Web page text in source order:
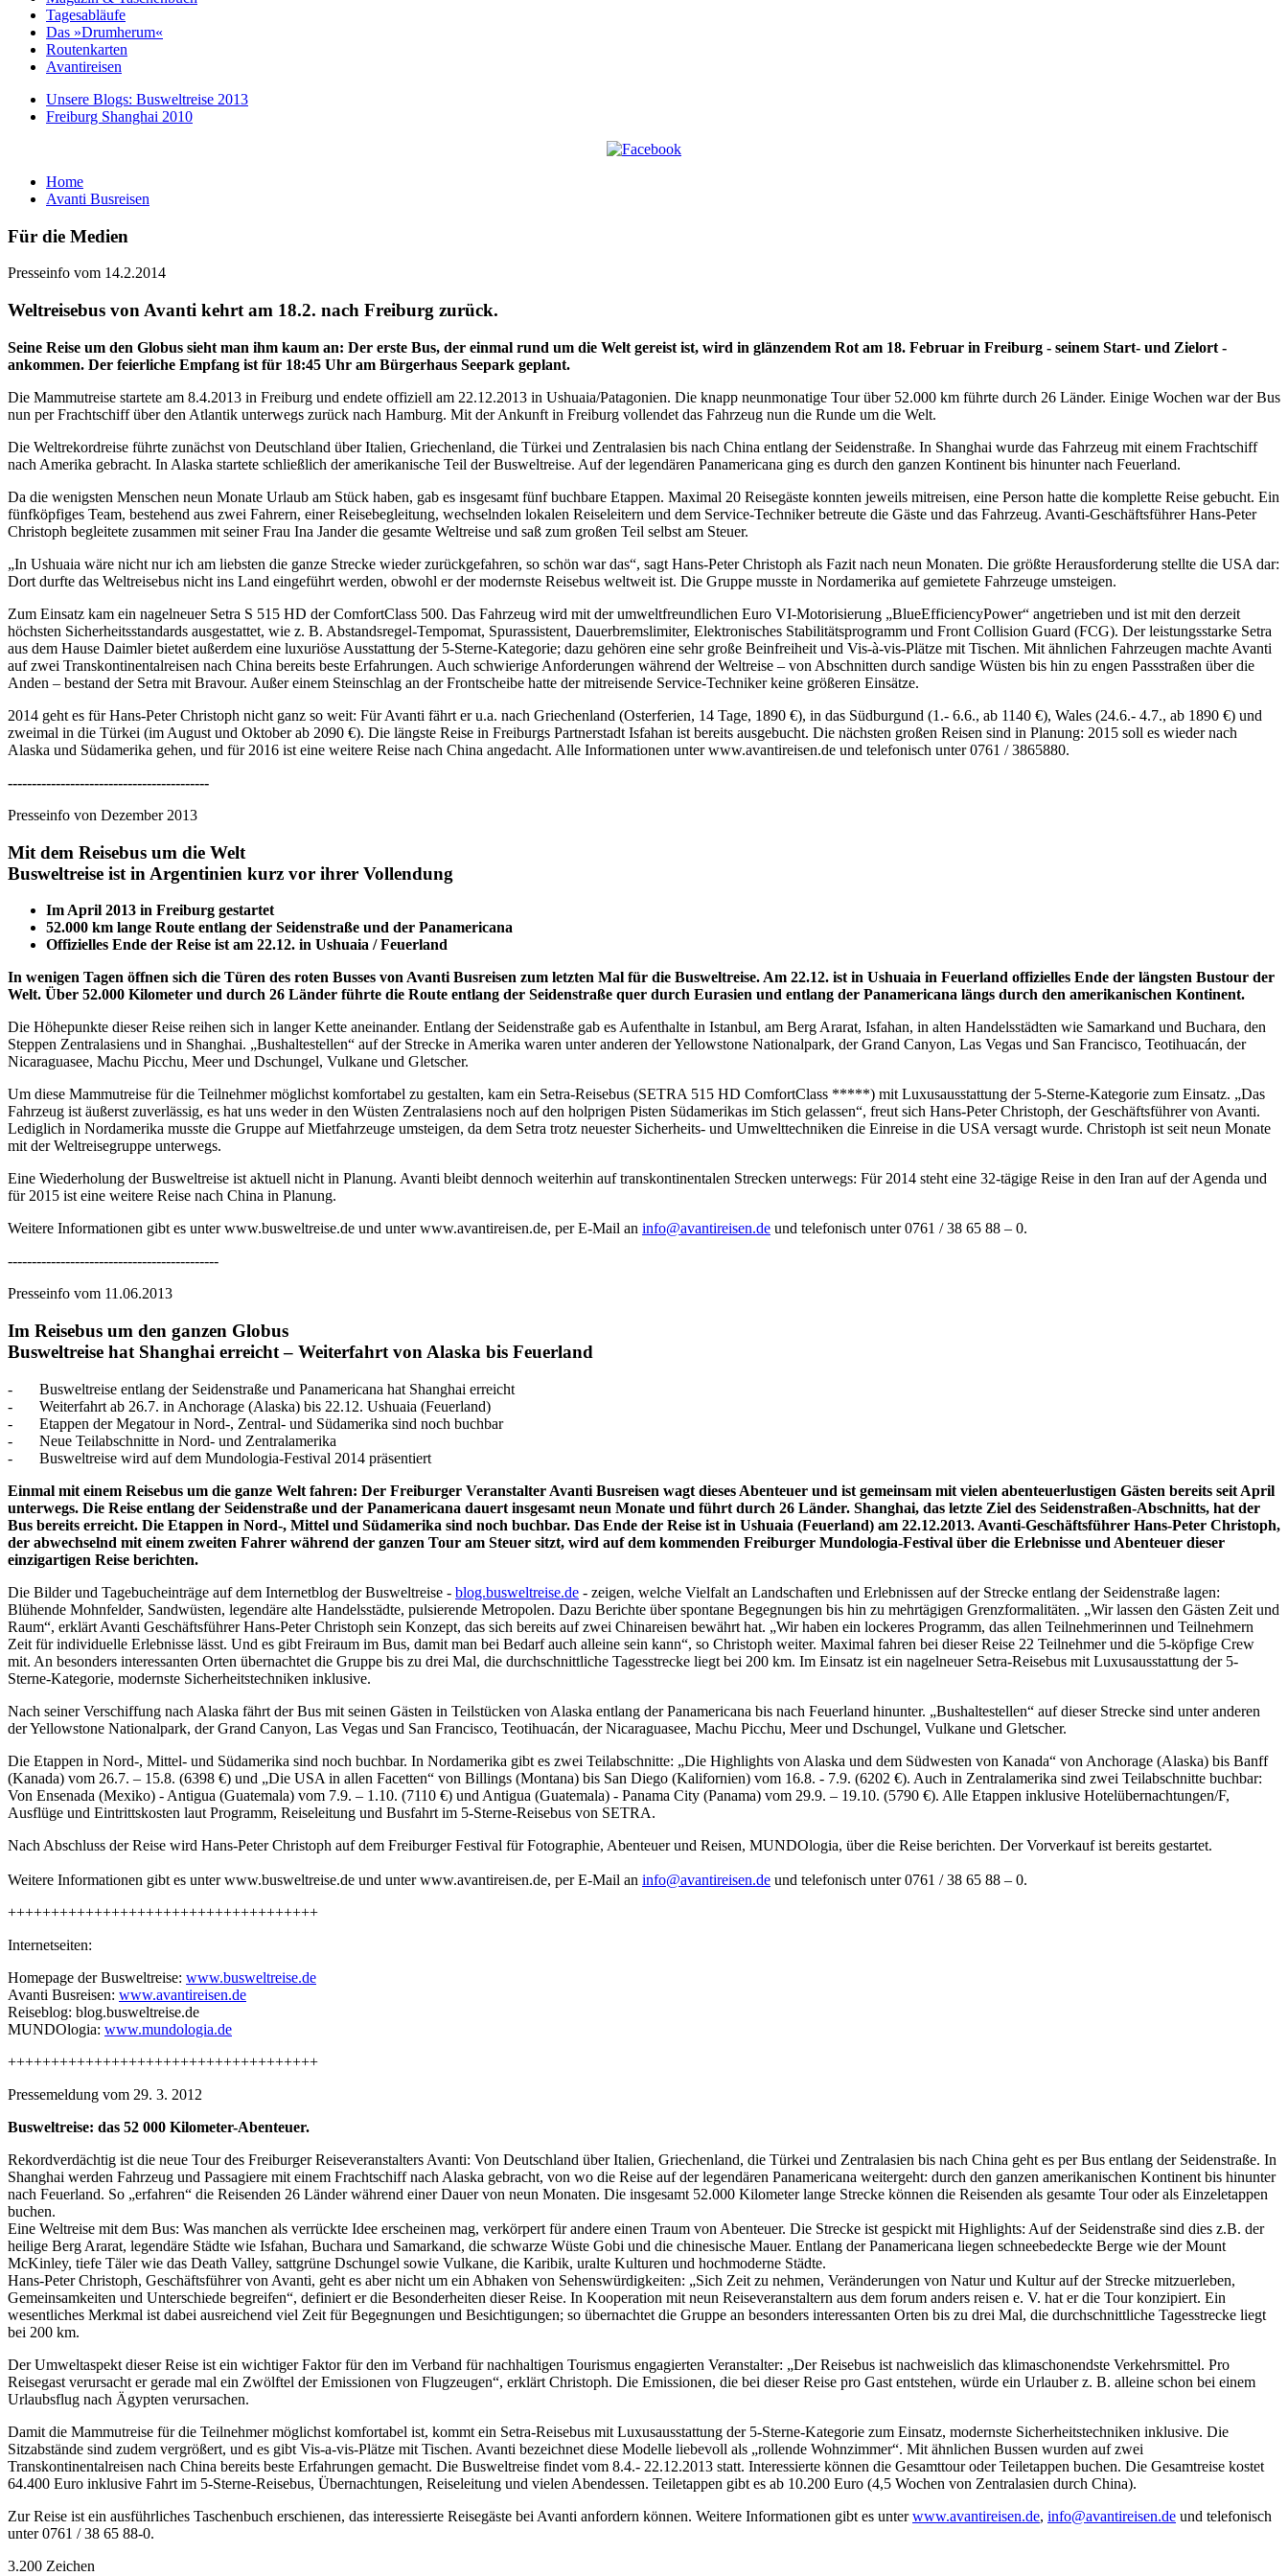
Tagesabläufe
Das »Drumherum«
Routenkarten
Avantireisen
Unsere Blogs: Busweltreise 2013
Freiburg Shanghai 2010
Home
Avanti Busreisen
Für die Medien
Presseinfo vom 14.2.2014
Weltreisebus von Avanti kehrt am 18.2. nach Freiburg zurück.
Seine Reise um den Globus sieht man ihm kaum an: Der erste Bus, der einmal rund um die Welt gereist ist, wird in glänzendem Rot am 18. Februar in Freiburg - seinem Start- und Zielort -
ankommen. Der feierliche Empfang ist für 18:45 Uhr am Bürgerhaus Seepark geplant.
Die Mammutreise startete am 8.4.2013 in Freiburg und endete offiziell am 22.12.2013 in Ushuaia/Patagonien. Die knapp neunmonatige Tour über 52.000 km führte durch 26 Länder. Einige Wochen war der Bus
nun per Frachtschiff über den Atlantik unterwegs zurück nach Hamburg. Mit der Ankunft in Freiburg vollendet das Fahrzeug nun die Runde um die Welt.
Die Weltrekordreise führte zunächst von Deutschland über Italien, Griechenland, die Türkei und Zentralasien bis nach China entlang der Seidenstraße. In Shanghai wurde das Fahrzeug mit einem Frachtschiff
nach Amerika gebracht. In Alaska startete schließlich der amerikanische Teil der Busweltreise. Auf der legendären Panamericana ging es durch den ganzen Kontinent bis hinunter nach Feuerland.
Da die wenigsten Menschen neun Monate Urlaub am Stück haben, gab es insgesamt fünf buchbare Etappen. Maximal 20 Reisegäste konnten jeweils mitreisen, eine Person hatte die komplette Reise gebucht. Ein
fünfköpfiges Team, bestehend aus zwei Fahrern, einer Reisebegleitung, wechselnden lokalen Reiseleitern und dem Service-Techniker betreute die Gäste und das Fahrzeug. Avanti-Geschäftsführer Hans-Peter
Christoph begleitete zusammen mit seiner Frau Ina Jander die gesamte Weltreise und saß zum großen Teil selbst am Steuer.
„In Ushuaia wäre nicht nur ich am liebsten die ganze Strecke wieder zurückgefahren, so schön war das“, sagt Hans-Peter Christoph als Fazit nach neun Monaten. Die größte Herausforderung stellte die USA dar:
Dort durfte das Weltreisebus nicht ins Land eingeführt werden, obwohl er der modernste Reisebus weltweit ist. Die Gruppe musste in Nordamerika auf gemietete Fahrzeuge umsteigen.
Zum Einsatz kam ein nagelneuer Setra S 515 HD der ComfortClass 500. Das Fahrzeug wird mit der umweltfreundlichen Euro VI-Motorisierung „BlueEfficiencyPower“ angetrieben und ist mit den derzeit
höchsten Sicherheitsstandards ausgestattet, wie z. B. Abstandsregel-Tempomat, Spur­assistent, Dauerbremslimiter, Elektronisches Stabilitätsprogramm und Front Collision Guard (FCG). Der leistungsstarke Setra
aus dem Hause Daimler bietet außerdem eine luxuriöse Ausstattung der 5-Sterne-Kategorie; dazu gehören eine sehr große Beinfreiheit und Vis-à-vis-Plätze mit Tischen. Mit ähnlichen Fahrzeugen machte Avanti
auf zwei Transkontinentalreisen nach China bereits beste Erfahrungen. Auch schwierige Anforderungen während der Weltreise – von Abschnitten durch sandige Wüsten bis hin zu engen Passstraßen über die
Anden – bestand der Setra mit Bravour. Außer einem Steinschlag an der Frontscheibe hatte der mitreisende Service-Techniker keine größeren Einsätze.
2014 geht es für Hans-Peter Christoph nicht ganz so weit: Für Avanti fährt er u.a. nach Griechenland (Osterferien, 14 Tage, 1890 €), in das Südburgund (1.- 6.6., ab 1140 €), Wales (24.6.- 4.7., ab 1890 €) und
zweimal in die Türkei (im August und Oktober ab 2090 €). Die längste Reise in Freiburgs Partnerstadt Isfahan ist bereits ausgebucht. Die nächsten großen Reisen sind in Planung: 2015 soll es wieder nach
Alaska und Südamerika gehen, und für 2016 ist eine weitere Reise nach China angedacht. Alle Informationen unter www.avantireisen.de und telefonisch unter 0761 / 3865880.
------------------------------------------
Presseinfo von Dezember 2013
Mit dem Reisebus um die Welt
Busweltreise ist in Argentinien kurz vor ihrer Vollendung
Im April 2013 in Freiburg gestartet
52.000 km lange Route entlang der Seidenstraße und der Panamericana
Offizielles Ende der Reise ist am 22.12. in Ushuaia / Feuerland
In wenigen Tagen öffnen sich die Türen des roten Busses von Avanti Busreisen zum letzten Mal für die Busweltreise. Am 22.12. ist in Ushuaia in Feuerland offizielles Ende der längsten Bustour der
Welt. Über 52.000 Kilometer und durch 26 Länder führte die Route entlang der Seidenstraße quer durch Eurasien und entlang der Panamericana längs durch den amerikanischen Kontinent.
Die Höhepunkte dieser Reise reihen sich in langer Kette aneinander. Entlang der Seidenstraße gab es Aufenthalte in Istanbul, am Berg Ararat, Isfahan, in alten Handelsstädten wie Samarkand und Buchara, den
Steppen Zentralasiens und in Shanghai. „Bushaltestellen“ auf der Strecke in Amerika waren unter anderen der Yellowstone Nationalpark, der Grand Canyon, Las Vegas und San Francisco, Teotihuacán, der
Nicaraguasee, Machu Picchu, Meer und Dschungel, Vulkane und Gletscher.
Um diese Mammutreise für die Teilnehmer möglichst komfortabel zu gestalten, kam ein Setra-Reisebus (SETRA 515 HD ComfortClass *****) mit Luxusausstattung der 5-Sterne-Kategorie zum Einsatz. „Das
Fahrzeug ist äußerst zuverlässig, es hat uns weder in den Wüsten Zentralasiens noch auf den holprigen Pisten Südamerikas im Stich gelassen“, freut sich Hans-Peter Christoph, der Geschäftsführer von Avanti.
Lediglich in Nordamerika musste die Gruppe auf Mietfahrzeuge umsteigen, da dem Setra trotz neuester Sicherheits- und Umwelttechniken die Einreise in die USA versagt wurde. Christoph ist seit neun Monate
mit der Weltreisegruppe unterwegs.
Eine Wiederholung der Busweltreise ist aktuell nicht in Planung. Avanti bleibt dennoch weiterhin auf transkontinentalen Strecken unterwegs: Für 2014 steht eine 32-tägige Reise in den Iran auf der Agenda und
für 2015 ist eine weitere Reise nach China in Planung.
Weitere Informationen gibt es unter www.busweltreise.de und unter www.avantireisen.de, per E-Mail an info@avantireisen.de und telefonisch unter 0761 / 38 65 88 – 0.
--------------------------------------------
Presseinfo vom 11.06.2013
Im Reisebus um den ganzen Globus
Busweltreise hat Shanghai erreicht – Weiterfahrt von Alaska bis Feuerland
- Busweltreise entlang der Seidenstraße und Panamericana hat Shanghai erreicht
- Weiterfahrt ab 26.7. in Anchorage (Alaska) bis 22.12. Ushuaia (Feuerland)
- Etappen der Megatour in Nord-, Zentral- und Südamerika sind noch buchbar
- Neue Teilabschnitte in Nord- und Zentralamerika
- Busweltreise wird auf dem Mundologia-Festival 2014 präsentiert
Einmal mit einem Reisebus um die ganze Welt fahren: Der Freiburger Veranstalter Avanti Busreisen wagt dieses Abenteuer und ist gemeinsam mit vielen abenteuerlustigen Gästen bereits seit April
unterwegs. Die Reise entlang der Seidenstraße und der Panamericana dauert insgesamt neun Monate und führt durch 26 Länder. Shanghai, das letzte Ziel des Seidenstraßen-Abschnitts, hat der
Bus bereits erreicht. Die Etappen in Nord-, Mittel und Südamerika sind noch buchbar. Das Ende der Reise ist in Ushuaia (Feuerland) am 22.12.2013. Avanti-Geschäftsführer Hans-Peter Christoph,
der abwechselnd mit einem zweiten Fahrer während der ganzen Tour am Steuer sitzt, wird auf dem kommenden Freiburger Mundologia-Festival über die Erlebnisse und Abenteuer dieser
einzigartigen Reise berichten.
Die Bilder und Tagebucheinträge auf dem Internetblog der Busweltreise - blog.busweltreise.de - zeigen, welche Vielfalt an Landschaften und Erlebnissen auf der Strecke entlang der Seidenstraße lagen:
Blühende Mohnfelder, Sandwüsten, legendäre alte Handelsstädte, pulsierende Metropolen. Dazu Berichte über spontane Begegnungen bis hin zu mehrtägigen Grenzformalitäten. „Wir lassen den Gästen Zeit und
Raum“, erklärt Avanti Geschäftsführer Hans-Peter Christoph sein Konzept, das sich bereits auf zwei Chinareisen bewährt hat. „Wir haben ein lockeres Programm, das allen Teilnehmerinnen und Teilnehmern
Zeit für individuelle Erlebnisse lässt. Und es gibt Freiraum im Bus, damit man bei Bedarf auch alleine sein kann“, so Christoph weiter. Maximal fahren bei dieser Reise 22 Teilnehmer und die 5-köpfige Crew
mit. An besonders interessanten Orten übernachtet die Gruppe bis zu drei Mal, die durchschnittliche Tagesstrecke liegt bei 200 km. Im Einsatz ist ein nagelneuer Setra-Reisebus mit Luxusausstattung der 5-
Sterne-Kategorie, modernste Sicherheitstechniken inklusive.
Nach seiner Verschiffung nach Alaska fährt der Bus mit seinen Gästen in Teilstücken von Alaska entlang der Panamericana bis nach Feuerland hinunter. „Bushaltestellen“ auf dieser Strecke sind unter anderen
der Yellowstone Nationalpark, der Grand Canyon, Las Vegas und San Francisco, Teotihuacán, der Nicaraguasee, Machu Picchu, Meer und Dschungel, Vulkane und Gletscher.
Die Etappen in Nord-, Mittel- und Südamerika sind noch buchbar. In Nordamerika gibt es zwei Teilabschnitte: „Die Highlights von Alaska und dem Südwesten von Kanada“ von Anchorage (Alaska) bis Banff
(Kanada) vom 26.7. – 15.8. (6398 €) und „Die USA in allen Facetten“ von Billings (Montana) bis San Diego (Kalifornien) vom 16.8. - 7.9. (6202 €). Auch in Zentralamerika sind zwei Teilabschnitte buchbar:
Von Ensenada (Mexiko) - Antigua (Guatemala) vom 7.9. – 1.10. (7110 €) und Antigua (Guatemala) - Panama City (Panama) vom 29.9. – 19.10. (5790 €). Alle Etappen inklusive Hotelübernachtungen/F,
Ausflüge und Eintrittskosten laut Programm, Reiseleitung und Busfahrt im 5-Sterne-Reisebus von SETRA.
Nach Abschluss der Reise wird Hans-Peter Christoph auf dem Freiburger Festival für Fotographie, Abenteuer und Reisen, MUNDOlogia, über die Reise berichten. Der Vorverkauf ist bereits gestartet.
Weitere Informationen gibt es unter www.busweltreise.de und unter www.avantireisen.de, per E-Mail an info@avantireisen.de und telefonisch unter 0761 / 38 65 88 – 0.
++++++++++++++++++++++++++++++++++++
Internetseiten:
Homepage der Busweltreise: www.busweltreise.de
Avanti Busreisen: www.avantireisen.de
Reiseblog: blog.busweltreise.de
MUNDOlogia: www.mundologia.de
++++++++++++++++++++++++++++++++++++
Pressemeldung vom 29. 3. 2012
Busweltreise: das 52 000 Kilometer-Abenteuer.
Rekordverdächtig ist die neue Tour des Freiburger Reiseveranstalters Avanti: Von Deutschland über Italien, Griechenland, die Türkei und Zentralasien bis nach China geht es per Bus entlang der Seidenstraße. In
Shanghai werden Fahrzeug und Passagiere mit einem Frachtschiff nach Alaska gebracht, von wo die Reise auf der legendären Panamericana weitergeht: durch den ganzen amerikanischen Kontinent bis hinunter
nach Feuerland. So „erfahren“ die Reisenden 26 Länder während einer Dauer von neun Monaten. Die insgesamt 52.000 Kilometer lange Strecke können die Reisenden als gesamte Tour oder als Einzeletappen
buchen.
Eine Weltreise mit dem Bus: Was manchen als verrückte Idee erscheinen mag, verkörpert für andere einen Traum von Abenteuer. Die Strecke ist gespickt mit Highlights: Auf der Seidenstraße sind dies z.B. der
heilige Berg Ararat, legendäre Städte wie Isfahan, Buchara und Samarkand, die schwarze Wüste Gobi und die chinesische Mauer. Entlang der Panamericana liegen schneebedeckte Berge wie der Mount
McKinley, tiefe Täler wie das Death Valley, sattgrüne Dschungel sowie Vulkane, die Karibik, uralte Kulturen und hochmoderne Städte.
Hans-Peter Christoph, Geschäftsführer von Avanti, geht es aber nicht um ein Abhaken von Sehenswürdigkeiten: „Sich Zeit zu nehmen, Veränderungen von Natur und Kultur auf der Strecke mitzuerleben,
Gemeinsamkeiten und Unterschiede begreifen“, definiert er die Besonderheiten dieser Reise. In Kooperation mit neun Reiseveranstaltern aus dem forum anders reisen e. V. hat er die Tour konzipiert. Ein
wesentliches Merkmal ist dabei ausreichend viel Zeit für Begegnungen und Besichtigungen; so übernachtet die Gruppe an besonders interessanten Orten bis zu drei Mal, die durchschnittliche Tagesstrecke liegt
bei 200 km.
Der Umweltaspekt dieser Reise ist ein wichtiger Faktor für den im Verband für nachhaltigen Tourismus engagierten Veranstalter: „Der Reisebus ist nachweislich das klimaschonendste Verkehrsmittel. Pro
Reisegast verursacht er gerade mal ein Zwölftel der Emissionen von Flugzeugen“, erklärt Christoph. Die Emissionen, die bei dieser Reise pro Gast entstehen, würde ein Urlauber z. B. alleine schon bei einem
Urlaubsflug nach Ägypten verursachen.
Damit die Mammutreise für die Teilnehmer möglichst komfortabel ist, kommt ein Setra-Reisebus mit Luxusausstattung der 5-Sterne-Kategorie zum Einsatz, modernste Sicherheitstechniken inklusive. Die
Sitzabstände sind zudem vergrößert, und es gibt Vis-a-vis-Plätze mit Tischen. Avanti bezeichnet diese Modelle liebevoll als „rollende Wohnzimmer“. Mit ähnlichen Bussen wurden auf zwei
Transkontinentalreisen nach China bereits beste Erfahrungen gemacht. Die Busweltreise findet vom 8.4.- 22.12.2013 statt. Interessierte können die Gesamttour oder Teiletappen buchen. Die Gesamtreise kostet
64.400 Euro inklusive Fahrt im 5-Sterne-Reisebus, Übernachtungen, Reiseleitung und vielen Abendessen. Teiletappen gibt es ab 10.200 Euro (4,5 Wochen von Zentralasien durch China).
Zur Reise ist ein ausführliches Taschenbuch erschienen, das interessierte Reisegäste bei Avanti anfordern können. Weitere Informationen gibt es unterwww.avantireisen.de, info@avantireisen.de und telefonisch
unter 0761 / 38 65 88-0.
3.200 Zeichen